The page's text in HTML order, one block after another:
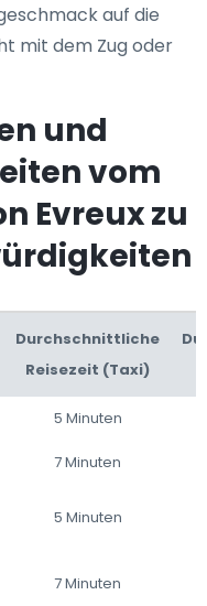
auf die
mit dem Zug oder
und
vom
Evreux zu
Durchschnittliche
Reisezeit (Taxi)
5 Minuten
7 Minuten
5 Minuten
7 Minuten